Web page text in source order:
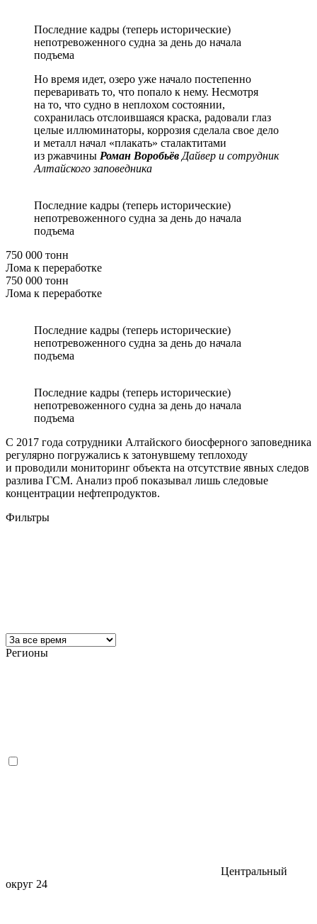
Последние кадры (теперь исторические)
непотревоженного судна за день до начала
подъема
Но время идет, озеро уже начало постепенно
переваривать то, что попало к нему. Несмотря
на то, что судно в неплохом состоянии,
сохранилась отслоившаяся краска, радовали глаз
целые иллюминаторы, коррозия сделала свое дело
и металл начал «плакать» сталактитами
из ржавчины Роман Воробьёв Дайвер и сотрудник
Алтайского заповедника
Последние кадры (теперь исторические)
непотревоженного судна за день до начала
подъема
750 000 тонн
Лома к переработке
750 000 тонн
Лома к переработке
Последние кадры (теперь исторические)
непотревоженного судна за день до начала
подъема
Последние кадры (теперь исторические)
непотревоженного судна за день до начала
подъема
С 2017 года сотрудники Алтайского биосферного заповедника
регулярно погружались к затонувшему теплоходу
и проводили мониторинг объекта на отсутствие явных следов
разлива ГСМ. Анализ проб показывал лишь следовые
концентрации нефтепродуктов.
Фильтры
Регионы
Центральный
округ 24